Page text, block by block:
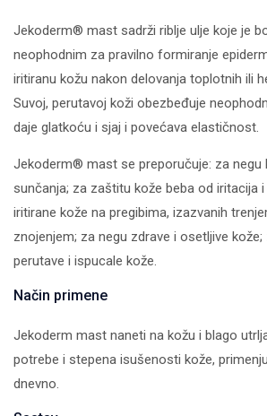
Jekoderm® mast sadrži riblje ulje koje je
neophodnim za pravilno formiranje
iritiranu kožu nakon delovanja toplotnih ili
Suvoj, perutavoj koži obezbeđuje
daje glatkoću i sjaj i povećava elastičnost.
Jekoderm® mast se preporučuje: za negu
sunčanja; za zaštitu kože beba od iritacija
iritirane kože na pregibima, izazvanih
znojenjem; za negu zdrave i osetljive kože;
perutave i ispucale kože.
Način primene
Jekoderm mast naneti na kožu i blago
potrebe i stepena isušenosti kože,
dnevno.